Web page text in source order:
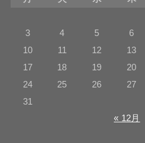
3
4 5 6
10
11 12 13
17
18 19 20
24
25 26 27
31
« 12月